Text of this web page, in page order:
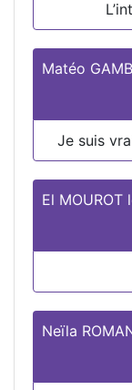
Matéo
Je suis
El MOUROT
Neïla